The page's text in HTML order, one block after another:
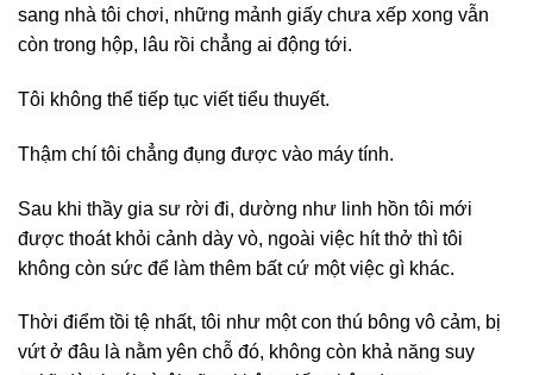
sang nhà tôi chơi, những mảnh giấy chưa xếp xong vẫn
còn trong hộp, lâu rồi chẳng ai động tới.
Tôi không thể tiếp tục viết tiểu thuyết.
Thậm chí tôi chẳng đụng được vào máy tính.
Sau khi thầy gia sư rời đi, dường như linh hồn tôi mới
được thoát khỏi cảnh dày vò, ngoài việc hít thở thì tôi
không còn sức để làm thêm bất cứ một việc gì khác.
Thời điểm tồi tệ nhất, tôi như một con thú bông vô cảm, bị
vứt ở đâu là nằm yên chỗ đó, không còn khả năng suy